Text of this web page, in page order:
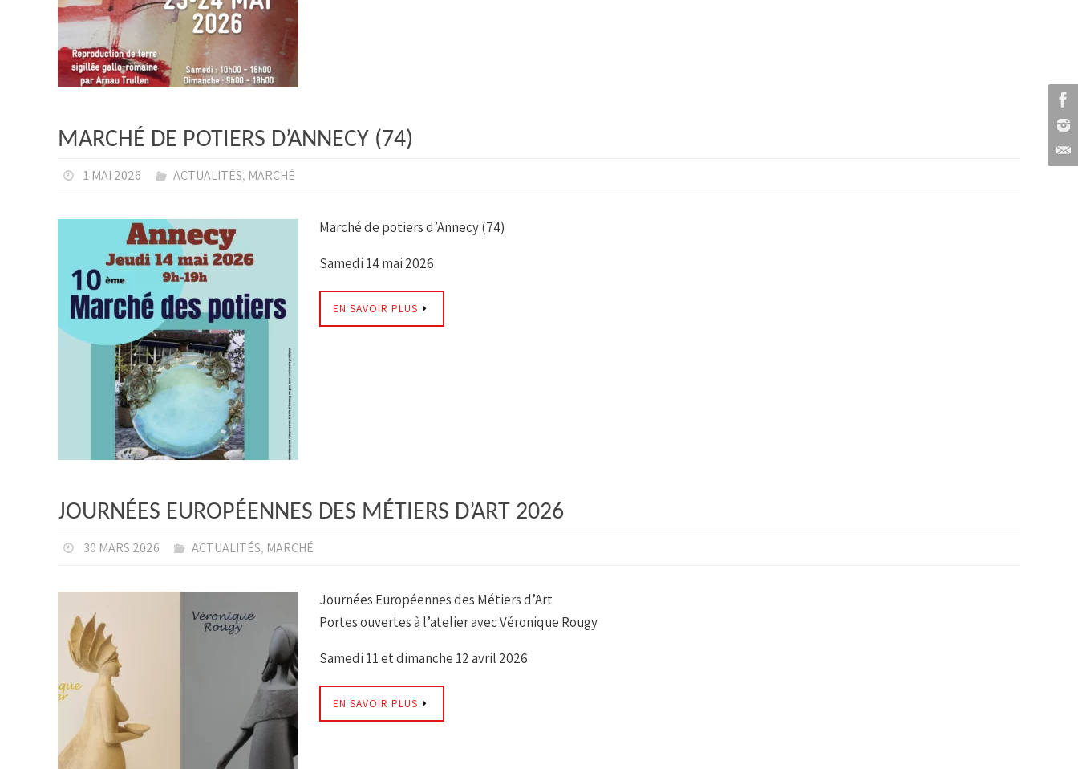
MARCHÉ DE POTIERS D’ANNECY (74)
1 MAI 2026 ACTUALITÉS, MARCHÉ
Marché de potiers d’Annecy (74)
Samedi 14 mai 2026
EN SAVOIR PLUS
JOURNÉES EUROPÉENNES DES MÉTIERS D’ART 2026
30 MARS 2026 ACTUALITÉS, MARCHÉ
Journées Européennes des Métiers d’Art
Portes ouvertes à l’atelier avec Véronique Rougy
Samedi 11 et dimanche 12 avril 2026
EN SAVOIR PLUS